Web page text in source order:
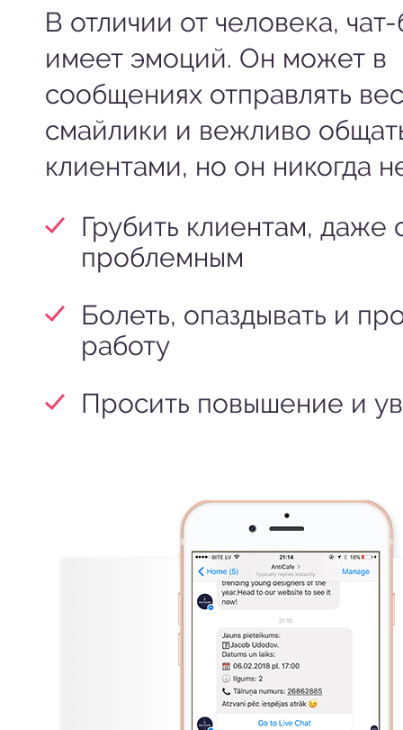
В отличии от человека,
имеет эмоций. Он может в
сообщениях отправлять
смайлики и вежливо
клиентами, но он никогда
Грубить клиентам, даже
проблемным
Болеть, опаздывать и
работу
Просить повышение и